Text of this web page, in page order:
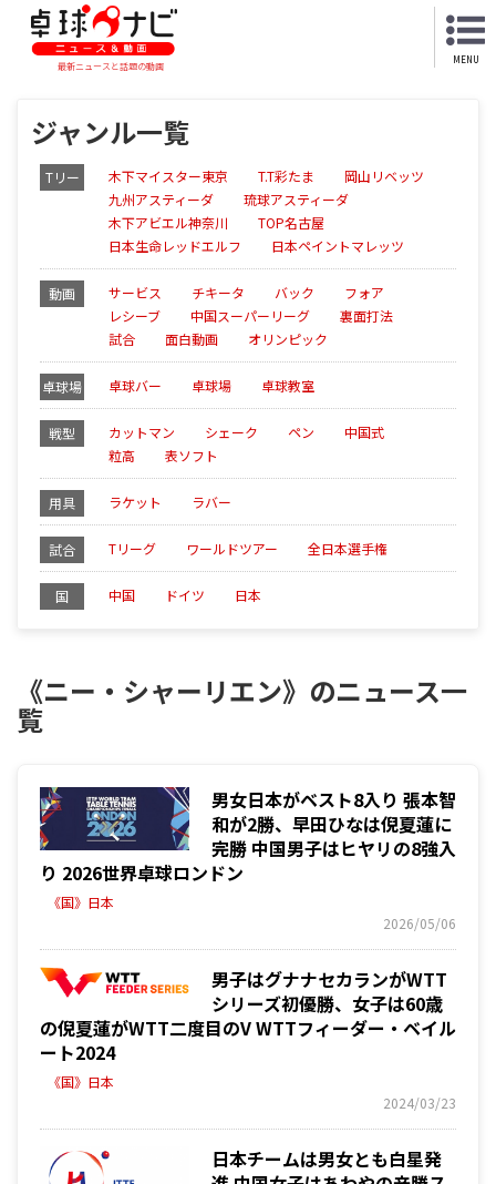
最新ニュースと話題の動画
MENU
ジャンル一覧
Tリー
木下マイスター東京 T.T彩たま
岡山リベッツ
九州アスティーダ
琉球アスティーダ
木下アビエル神奈川
TOP名古屋
日本生命レッドエルフ
日本ペイントマレッツ
動画 サービス チキータ バック
フォア
レシーブ
中国スーパーリーグ
裏面打法
試合
面白動画 オリンピック
卓球場 卓球バー 卓球場 卓球教室
戦型 カットマン シェーク ペン
中国式
粒高
表ソフト
用具 ラケット ラバー
試合 Tリーグ ワールドツアー 全日本選手権
国 中国 ドイツ 日本
《ニー・シャーリエン》のニュース一
覧
男女日本がベスト8入り 張本智
和が2勝、早田ひなは倪夏蓮に
完勝 中国男子はヒヤリの8強入
り 2026世界卓球ロンドン
《国》日本
2026/05/06
男子はグナナセカランがWTT
シリーズ初優勝、女子は60歳
の倪夏蓮がWTT二度目のV WTTフィーダー・ベイル
ート2024
《国》日本
2024/03/23
日本チームは男女とも白星発